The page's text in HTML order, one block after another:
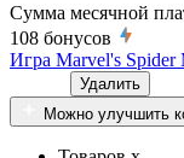
Сумма месячной
108 бонусов
Игра Marvel's Spider
Удалить
Можно улучшить